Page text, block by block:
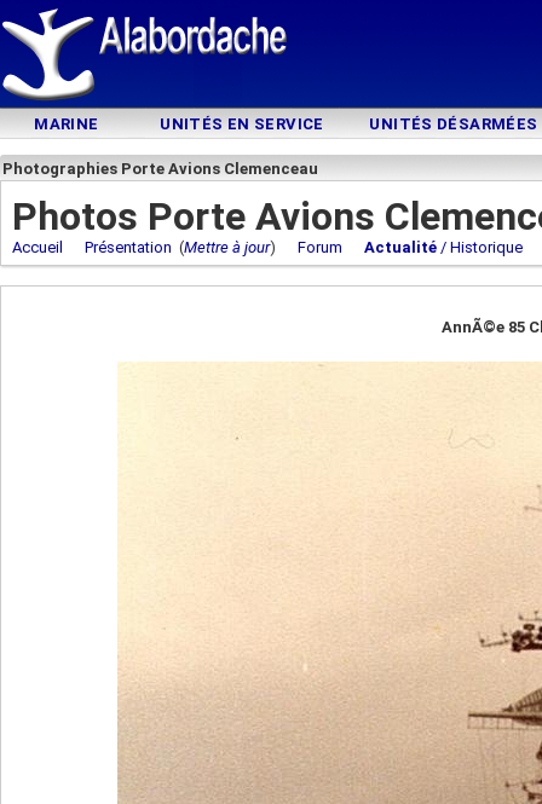
MARINE UNITÉS EN SERVICE UNITÉS DÉSARMÉES
Photographies Porte Avions Clemenceau
Photos Porte Avions
Accueil Présentation (Mettre à jour) Forum Actualité / Historique
AnnÃ©e 85